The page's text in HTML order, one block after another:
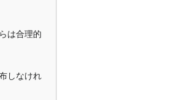
は合理的
しなけれ